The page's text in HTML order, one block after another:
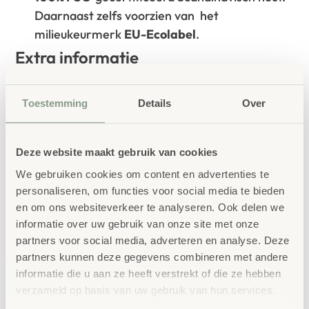
Toestemming Details Over
Deze website maakt gebruik van cookies
We gebruiken cookies om content en advertenties te
personaliseren, om functies voor social media te bieden
en om ons websiteverkeer te analyseren. Ook delen we
informatie over uw gebruik van onze site met onze
partners voor social media, adverteren en analyse. Deze
partners kunnen deze gegevens combineren met andere
informatie die u aan ze heeft verstrekt of die ze hebben
verzameld op basis van uw gebruik van hun services.
Daarnaast zelfs voorzien van het
milieukeurmerk EU-Ecolabel.
Extra informatie
SKU 41641
Gerelateerde
producten